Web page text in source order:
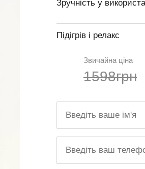
Зручність у
Підігрів і релакс
Звичайна ціна
1598грн